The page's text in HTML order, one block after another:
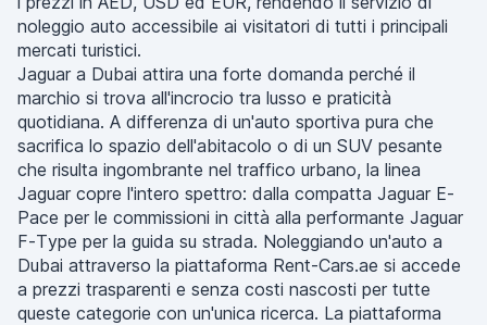
noleggio auto accessibile ai visitatori di tutti i principali
mercati turistici.
Jaguar a Dubai attira una forte domanda perché il
marchio si trova all'incrocio tra lusso e praticità
quotidiana. A differenza di un'auto sportiva pura che
sacrifica lo spazio dell'abitacolo o di un SUV pesante
che risulta ingombrante nel traffico urbano, la linea
Jaguar copre l'intero spettro: dalla compatta Jaguar E-
Pace per le commissioni in città alla performante Jaguar
F-Type per la guida su strada. Noleggiando un'auto a
Dubai attraverso la piattaforma Rent-Cars.ae si accede
a prezzi trasparenti e senza costi nascosti per tutte
queste categorie con un'unica ricerca. La piattaforma